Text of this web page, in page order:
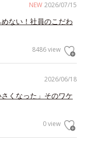
NEW 2026/07/15
ない！社員のこだわ
8486 view
2026/06/18
くなった」そのワケ
0 view